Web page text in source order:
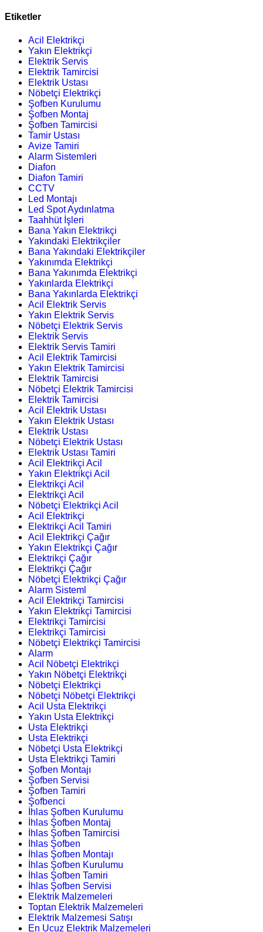
Etiketler
Acil Elektrikçi
Yakın Elektrikçi
Elektrik Servis
Elektrik Tamircisi
Elektrik Ustası
Nöbetçi Elektrikçi
Şofben Kurulumu
Şofben Montaj
Şofben Tamircisi
Tamir Ustası
Avize Tamiri
Alarm Sistemleri
Diafon
Diafon Tamiri
CCTV
Led Montajı
Led Spot Aydınlatma
Taahhüt İşleri
Bana Yakın Elektrikçi
Yakındaki Elektrikçiler
Bana Yakındaki Elektrikçiler
Yakınımda Elektrikçi
Bana Yakınımda Elektrikçi
Yakınlarda Elektrikçi
Bana Yakınlarda Elektrikçi
Acil Elektrik Servis
Yakın Elektrik Servis
Nöbetçi Elektrik Servis
Elektrik Servis
Elektrik Servis Tamiri
Acil Elektrik Tamircisi
Yakın Elektrik Tamircisi
Elektrik Tamircisi
Nöbetçi Elektrik Tamircisi
Elektrik Tamircisi
Acil Elektrik Ustası
Yakın Elektrik Ustası
Elektrik Ustası
Nöbetçi Elektrik Ustası
Elektrik Ustası Tamiri
Acil Elektrikçi Acil
Yakın Elektrikçi Acil
Elektrikçi Acil
Elektrikçi Acil
Nöbetçi Elektrikçi Acil
Acil Elektrikçi
Elektrikçi Acil Tamiri
Acil Elektrikçi Çağır
Yakın Elektrikçi Çağır
Elektrikçi Çağır
Elektrikçi Çağır
Nöbetçi Elektrikçi Çağır
Alarm Sisteml
Acil Elektrikçi Tamircisi
Yakın Elektrikçi Tamircisi
Elektrikçi Tamircisi
Elektrikçi Tamircisi
Nöbetçi Elektrikçi Tamircisi
Alarm
Acil Nöbetçi Elektrikçi
Yakın Nöbetçi Elektrikçi
Nöbetçi Elektrikçi
Nöbetçi Nöbetçi Elektrikçi
Acil Usta Elektrikçi
Yakın Usta Elektrikçi
Usta Elektrikçi
Usta Elektrikçi
Nöbetçi Usta Elektrikçi
Usta Elektrikçi Tamiri
Şofben Montajı
Şofben Servisi
Şofben Tamiri
Şofbenci
İhlas Şofben Kurulumu
İhlas Şofben Montaj
İhlas Şofben Tamircisi
İhlas Şofben
İhlas Şofben Montajı
İhlas Şofben Kurulumu
İhlas Şofben Tamiri
İhlas Şofben Servisi
Elektrik Malzemeleri
Toptan Elektrik Malzemeleri
Elektrik Malzemesi Satışı
En Ucuz Elektrik Malzemeleri